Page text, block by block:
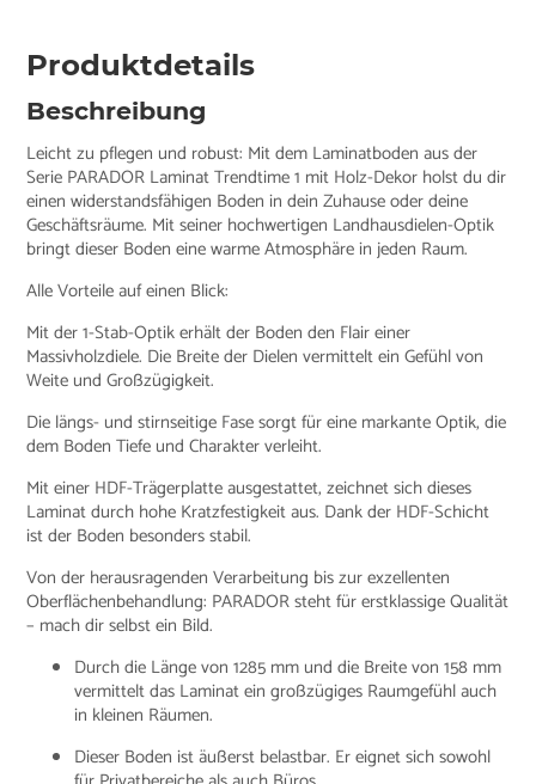
Produktdetails
Beschreibung
Leicht zu pflegen und robust: Mit dem Laminatboden aus der
Serie PARADOR Laminat Trendtime 1 mit Holz-Dekor holst du dir
einen widerstandsfähigen Boden in dein Zuhause oder deine
Geschäftsräume. Mit seiner hochwertigen Landhausdielen-Optik
bringt dieser Boden eine warme Atmosphäre in jeden Raum.
Alle Vorteile auf einen Blick:
Mit der 1-Stab-Optik erhält der Boden den Flair einer
Massivholzdiele. Die Breite der Dielen vermittelt ein Gefühl von
Weite und Großzügigkeit.
Die längs- und stirnseitige Fase sorgt für eine markante Optik, die
dem Boden Tiefe und Charakter verleiht.
Mit einer HDF-Trägerplatte ausgestattet, zeichnet sich dieses
Laminat durch hohe Kratzfestigkeit aus. Dank der HDF-Schicht
ist der Boden besonders stabil.
Von der herausragenden Verarbeitung bis zur exzellenten
Oberflächenbehandlung: PARADOR steht für erstklassige Qualität
– mach dir selbst ein Bild.
Durch die Länge von 1285 mm und die Breite von 158 mm
vermittelt das Laminat ein großzügiges Raumgefühl auch
in kleinen Räumen.
Dieser Boden ist äußerst belastbar. Er eignet sich sowohl